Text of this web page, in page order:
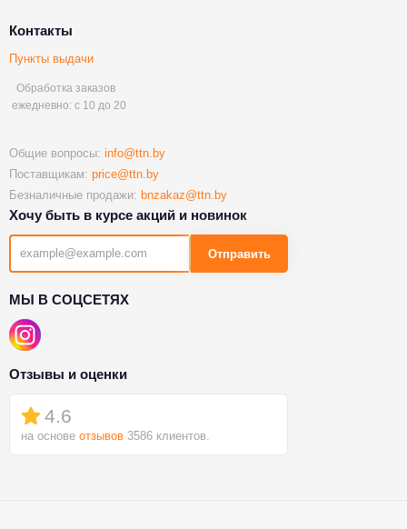
Контакты
Пункты выдачи
Обработка заказов
ежедневно: с 10 до 20
Общие вопросы: info@ttn.by
Поставщикам: price@ttn.by
Безналичные продажи: bnzakaz@ttn.by
Хочу быть в курсе акций и новинок
Отправить
МЫ В СОЦСЕТЯХ
Отзывы и оценки
4.6
на основе отзывов 3586 клиентов.